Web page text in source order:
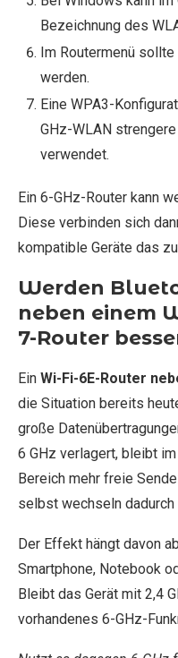
Bezeichnung des
Im Routermenü
werden.
Eine WPA3-
GHz-WLAN
verwendet.
Ein 6-GHz-Router kann
Diese verbinden sich
kompatible Geräte das
Werden
neben einem
7-Router
Ein Wi-Fi-6E-Router
die Situation bereits
große
6 GHz verlagert, bleibt
Bereich mehr freie
selbst wechseln dadurch
Der Effekt hängt davon
Smartphone, Notebook
Bleibt das Gerät mit 2,4
vorhandenes 6-GHz-